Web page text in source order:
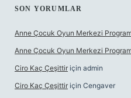
SON YORUMLAR
Anne Çocuk Oyun Merkezi
Anne Çocuk Oyun Merkezi
Ciro Kaç Çeşittir için admin
Ciro Kaç Çeşittir için Cengaver